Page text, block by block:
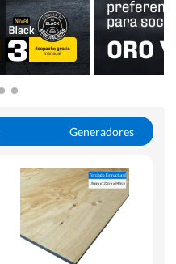
Generadores
Sierras Circulares